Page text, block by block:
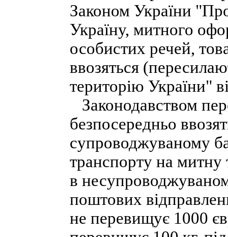
Законом України
Україну, митного
особистих речей,
ввозяться
територію України"
Законодавством
безпосередньо
супроводжуваному
транспорту на митну
в
поштових
не перевищує 1000